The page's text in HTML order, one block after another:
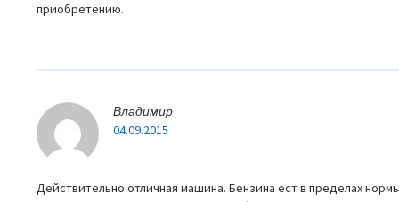
приобретению.
Владимир
04.09.2015
Действительно отличная машина. Бензина ест в пределах